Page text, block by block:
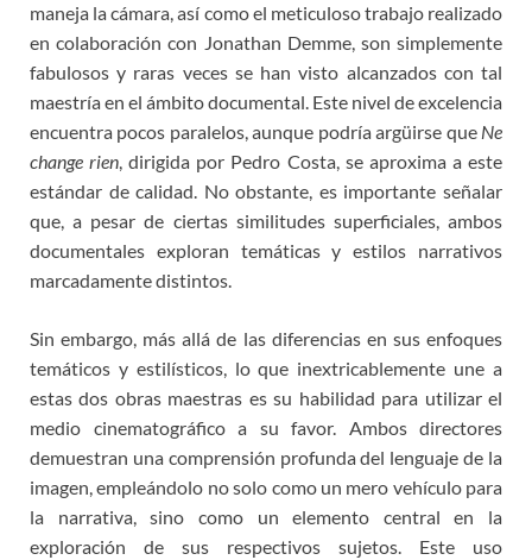
maneja la cámara, así como el meticuloso trabajo realizado
en colaboración con Jonathan Demme, son simplemente
fabulosos y raras veces se han visto alcanzados con tal
maestría en el ámbito documental. Este nivel de excelencia
encuentra pocos paralelos, aunque podría argüirse que Ne
change rien, dirigida por Pedro Costa, se aproxima a este
estándar de calidad. No obstante, es importante señalar
que, a pesar de ciertas similitudes superficiales, ambos
documentales exploran temáticas y estilos narrativos
marcadamente distintos.
Sin embargo, más allá de las diferencias en sus enfoques
temáticos y estilísticos, lo que inextricablemente une a
estas dos obras maestras es su habilidad para utilizar el
medio cinematográfico a su favor. Ambos directores
demuestran una comprensión profunda del lenguaje de la
imagen, empleándolo no solo como un mero vehículo para
la narrativa, sino como un elemento central en la
exploración de sus respectivos sujetos. Este uso